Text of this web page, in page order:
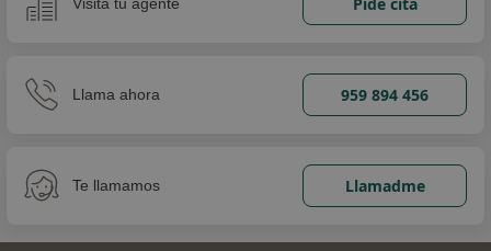
Llama ahora 959 894 456
Te llamamos Llamadme